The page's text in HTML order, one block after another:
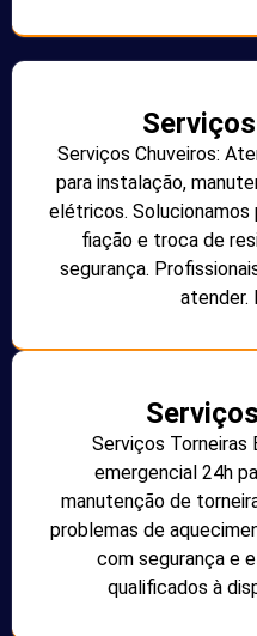
Serviços Chuveiros:
para instalação,
elétricos. Solucionamos
fiação e troca de
segurança.
atender.
Serviços Torneiras
emergencial 24h
manutenção de
problemas de
com segurança e
qualificados à